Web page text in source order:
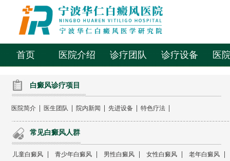
首页 医院介绍 诊疗团队 诊疗设备 医
白癜风诊疗项目
常见白癜风人群
医院简介 医生团队 院内新闻 先进设备 特色疗法
儿童白癜风 青少年白癜风 男性白癜风 女性白癜风 老年白癜风